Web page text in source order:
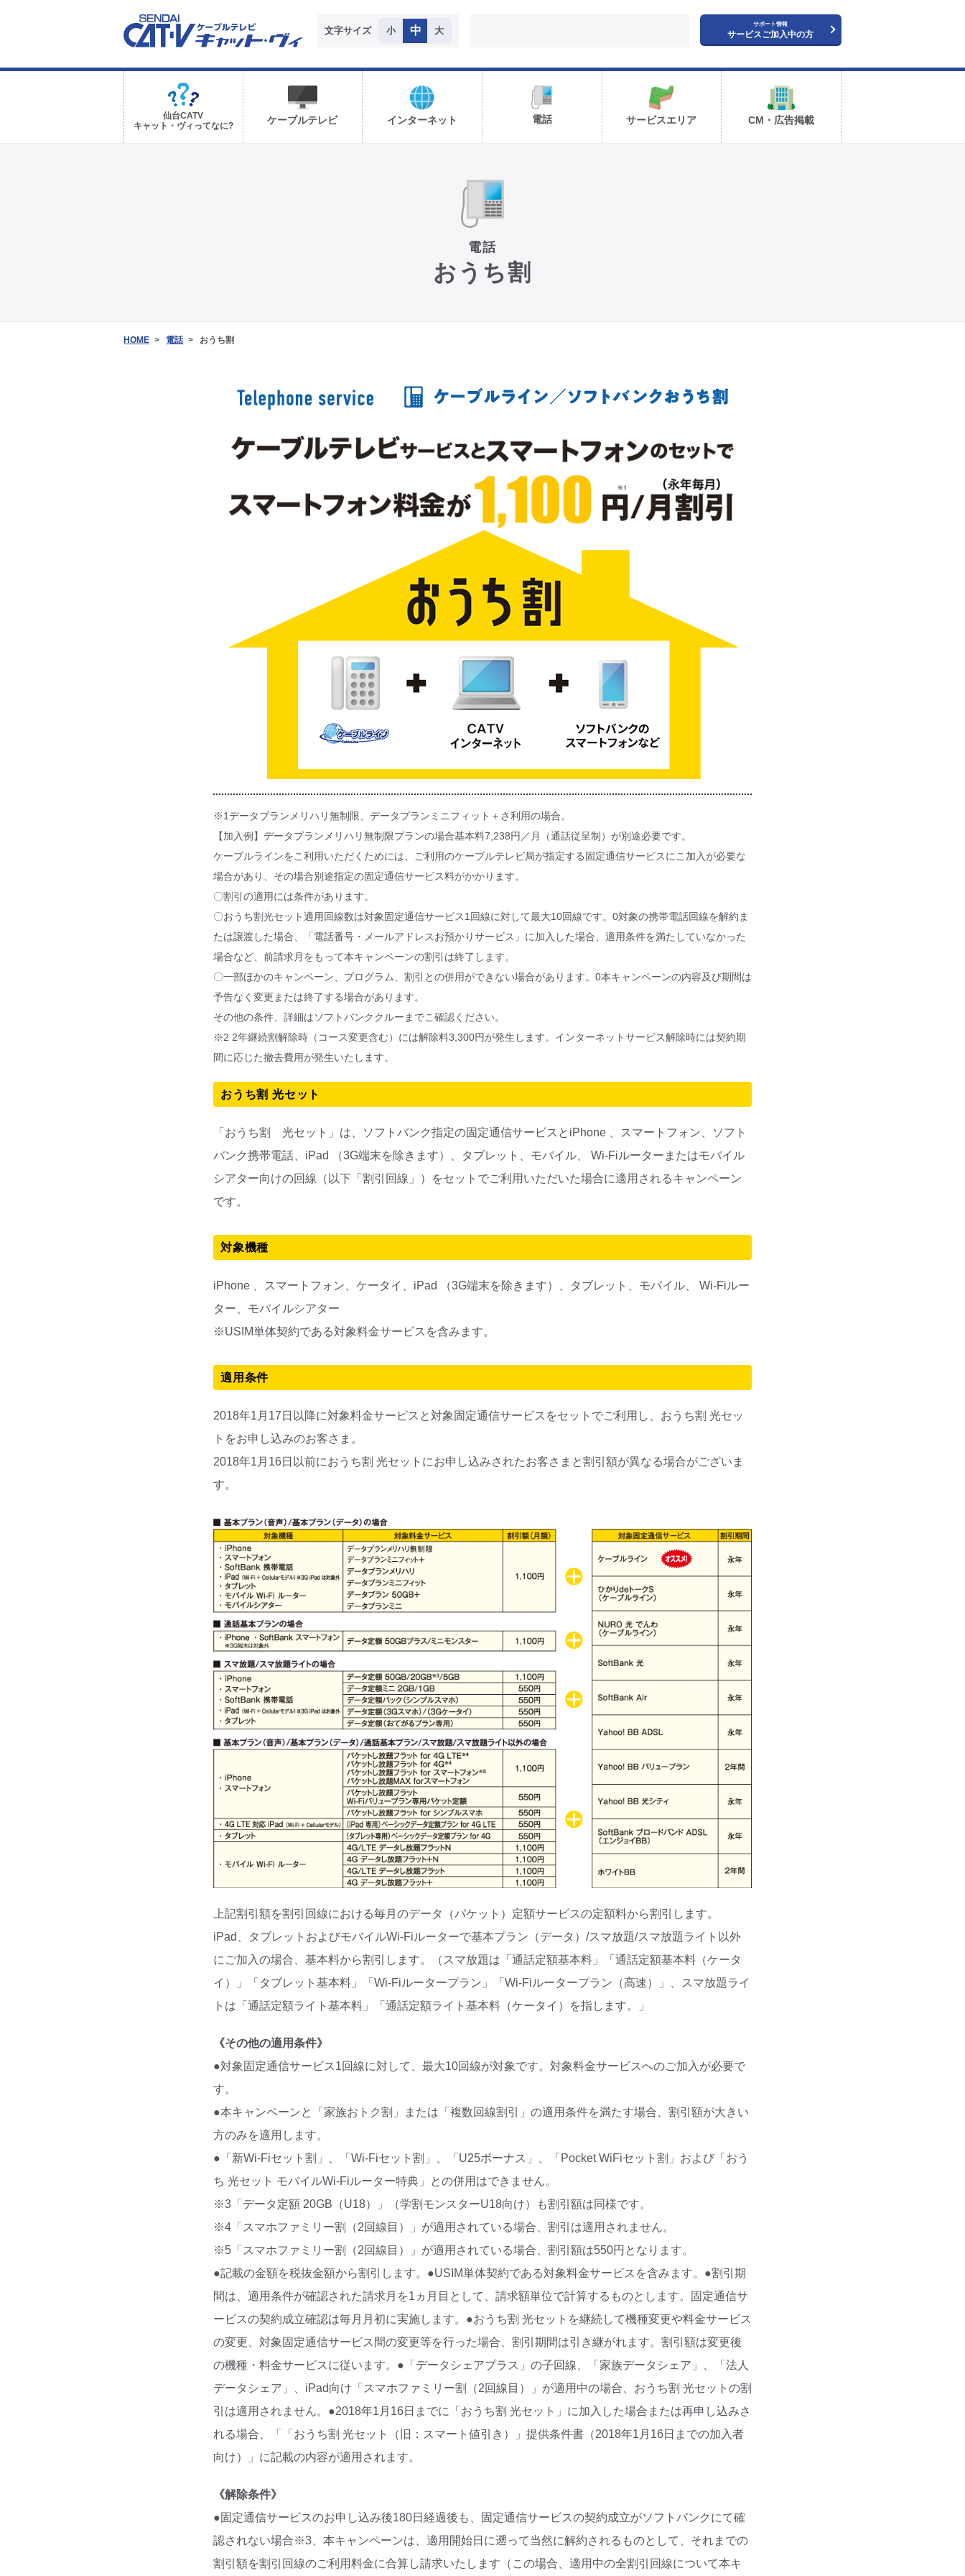
文字サイズ 小 中 大
サポート情報
サービスご加入中の方
仙台CATV
キャット・ヴィってなに?
ケーブルテレビ インターネット 電話 サービスエリア CM・広告掲載
電話
おうち割
HOME 電話 おうち割
※1データブランメリハリ無制限、データプランミニフィット＋さ利用の場合。
【加入例】データプランメリハリ無制限プランの場合基本料7,238円／月（通話従呈制）が別途必要です。
ケーブルラインをこ利用いただくためには、ご利用のケーブルテレビ局が指定する固定通信サービスにこ加入が必要な
場合があり、その場合別途指定の固定通信サービス料がかかります。
〇割引の適用には条件があります。
〇おうち割光セット適用回線数は対象固定通信サービス1回線に対して最大10回線です。0対象の携帯電話回線を解約ま
たは譲渡した場合、「電話番号・メールアドレスお預かりサービス」に加入した場合、適用条件を満たしていなかった
場合など、前請求月をもって本キャンペーンの割引は終了します。
〇一部ほかのキャンペーン、プログラム、割引との併用ができない場合があります。0本キャンペーンの内容及び期間は
予告なく変更または終了する場合があります。
その他の条件、詳細はソフトバンククルーまでこ確認ください。
※2 2年継続割解除時（コース変更含む）には解除料3,300円が発生します。インターネットサービス解除時には契約期
間に応じた撤去費用が発生いたします。
おうち割 光セット
「おうち割 光セット」は、ソフトバンク指定の固定通信サービスとiPhone 、スマートフォン、ソフト
バンク携帯電話、iPad （3G端末を除きます）、タブレット、モバイル、 Wi-Fiルーターまたはモバイル
シアター向けの回線（以下「割引回線」）をセットでご利用いただいた場合に適用されるキャンペーン
です。
対象機種
iPhone 、スマートフォン、ケータイ、iPad （3G端末を除きます）、タブレット、モバイル、 Wi-Fiルー
ター、モバイルシアター
※USIM単体契約である対象料金サービスを含みます。
適用条件
2018年1月17日以降に対象料金サービスと対象固定通信サービスをセットでご利用し、おうち割 光セッ
トをお申し込みのお客さま。
2018年1月16日以前におうち割 光セットにお申し込みされたお客さまと割引額が異なる場合がございま
す。
上記割引額を割引回線における毎月のデータ（パケット）定額サービスの定額料から割引します。
iPad、タブレットおよびモバイルWi-Fiルーターで基本プラン（データ）/スマ放題/スマ放題ライト以外
にご加入の場合、基本料から割引します。（スマ放題は「通話定額基本料」「通話定額基本料（ケータ
イ）」「タブレット基本料」「Wi-Fiルータープラン」「Wi-Fiルータープラン（高速）」、スマ放題ライ
トは「通話定額ライト基本料」「通話定額ライト基本料（ケータイ）を指します。」
《その他の適用条件》
●対象固定通信サービス1回線に対して、最大10回線が対象です。対象料金サービスへのご加入が必要で
す。
●本キャンペーンと「家族おトク割」または「複数回線割引」の適用条件を満たす場合、割引額が大きい
方のみを適用します。
●「新Wi-Fiセット割」、「Wi-Fiセット割」、「U25ボーナス」、「Pocket WiFiセット割」および「おう
ち 光セット モバイルWi-Fiルーター特典」との併用はできません。
※3「データ定額 20GB（U18）」（学割モンスターU18向け）も割引額は同様です。
※4「スマホファミリー割（2回線目）」が適用されている場合、割引は適用されません。
※5「スマホファミリー割（2回線目）」が適用されている場合、割引額は550円となります。
●記載の金額を税抜金額から割引します。●USIM単体契約である対象料金サービスを含みます。●割引期
間は、適用条件が確認された請求月を1ヵ月目として、請求額単位で計算するものとします。固定通信サ
ービスの契約成立確認は毎月月初に実施します。●おうち割 光セットを継続して機種変更や料金サービス
の変更、対象固定通信サービス間の変更等を行った場合、割引期間は引き継がれます。割引額は変更後
の機種・料金サービスに従います。●「データシェアプラス」の子回線、「家族データシェア」、「法人
データシェア」、iPad向け「スマホファミリー割（2回線目）」が適用中の場合、おうち割 光セットの割
引は適用されません。●2018年1月16日までに「おうち割 光セット」に加入した場合または再申し込みさ
れる場合、「「おうち割 光セット（旧：スマート値引き）」提供条件書（2018年1月16日までの加入者
向け）」に記載の内容が適用されます。
《解除条件》
●固定通信サービスのお申し込み後180日経過後も、固定通信サービスの契約成立がソフトバンクにて確
認されない場合※3、本キャンペーンは、適用開始日に遡って当然に解約されるものとして、それまでの
割引額を割引回線のご利用料金に合算し請求いたします（この場合、適用中の全割引回線について本キ